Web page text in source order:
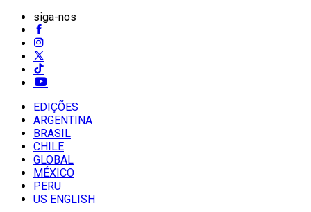
siga-nos
EDIÇÕES
ARGENTINA
BRASIL
CHILE
GLOBAL
MÉXICO
PERU
US ENGLISH